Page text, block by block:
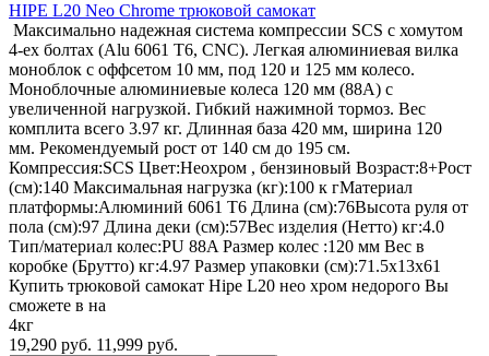
HIPE L20 Neo Chrome трюковой самокат
Максимально надежная система компрессии SCS с хомутом
4-ех болтах (Alu 6061 T6, CNC). Легкая алюминиевая вилка
моноблок с оффсетом 10 мм, под 120 и 125 мм колесо.
Моноблочные алюминиевые колеса 120 мм (88А) с
увеличенной нагрузкой. Гибкий нажимной тормоз. Вес
комплита всего 3.97 кг. Длинная база 420 мм, ширина 120
мм. Рекомендуемый рост от 140 см до 195 см.
Компрессия:SCS Цвет:Неохром , бензиновый Возраст:8+Рост
(см):140 Максимальная нагрузка (кг):100 к гМатериал
платформы:Алюминий 6061 T6 Длина (см):76Высота руля от
пола (см):97 Длина деки (см):57Вес изделия (Нетто) кг:4.0
Тип/материал колес:PU 88A Размер колес :120 мм Вес в
коробке (Брутто) кг:4.97 Размер упаковки (см):71.5х13х61
Купить трюковой самокат Hipe L20 нео хром недорого Вы
сможете в на
4кг
19,290 руб. 11,999 руб.